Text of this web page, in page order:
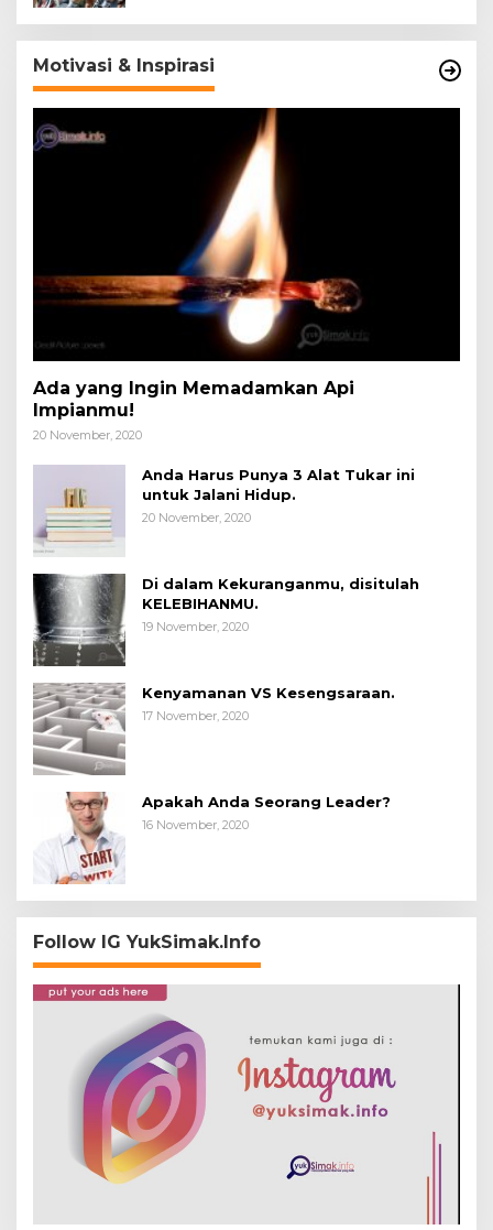
Motivasi & Inspirasi
Ada yang Ingin Memadamkan Api
Impianmu!
20 November, 2020
Anda Harus Punya 3 Alat Tukar ini
untuk Jalani Hidup.
20 November, 2020
Di dalam Kekuranganmu, disitulah
KELEBIHANMU.
19 November, 2020
Kenyamanan VS Kesengsaraan.
17 November, 2020
Apakah Anda Seorang Leader?
16 November, 2020
Follow IG YukSimak.Info